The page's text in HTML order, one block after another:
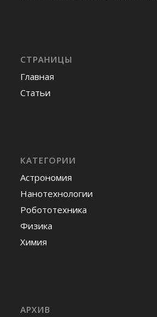
СТРАНИЦЫ
Главная
Статьи
КАТЕГОРИИ
Астрономия
Нанотехнологии
Робототехника
Физика
Химия
АРХИВ